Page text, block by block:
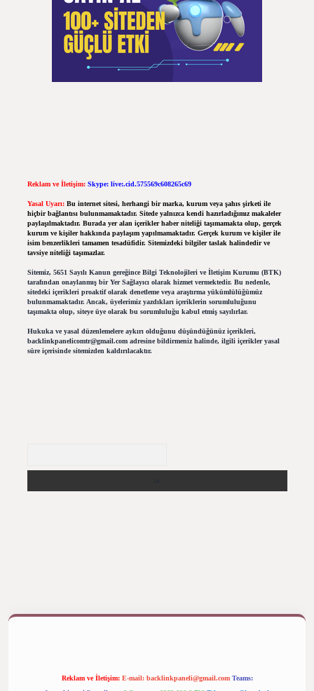
Reklam ve İletişim: Skype: live:.cid.575569c608265c69
Yasal Uyarı: Bu internet sitesi, herhangi bir marka, kurum veya şahıs şirketi ile
hiçbir bağlantısı bulunmamaktadır. Sitede yalnızca kendi hazırladığımız makaleler
paylaşılmaktadır. Burada yer alan içerikler haber niteliği taşımamakta olup, gerçek
kurum ve kişiler hakkında paylaşım yapılmamaktadır. Gerçek kurum ve kişiler ile
isim benzerlikleri tamamen tesadüfidir. Sitemizdeki bilgiler taslak halindedir ve
tavsiye niteliği taşımazlar.
Sitemiz, 5651 Sayılı Kanun gereğince Bilgi Teknolojileri ve İletişim Kurumu (BTK)
tarafından onaylanmış bir Yer Sağlayıcı olarak hizmet vermektedir. Bu nedenle,
sitedeki içerikleri proaktif olarak denetleme veya araştırma yükümlülüğümüz
bulunmamaktadır. Ancak, üyelerimiz yazdıkları içeriklerin sorumluluğunu
taşımakta olup, siteye üye olarak bu sorumluluğu kabul etmiş sayılırlar.
Hukuka ve yasal düzenlemelere aykırı olduğunu düşündüğünüz içerikleri,
backlinkpanelicomtr@gmail.comadresine bildirmeniz halinde, ilgili içerikler yasal
süre içerisinde sitemizden kaldırılacaktır.
Reklam ve İletişim: E-mail: backlinkpaneli@gmail.com Teams: